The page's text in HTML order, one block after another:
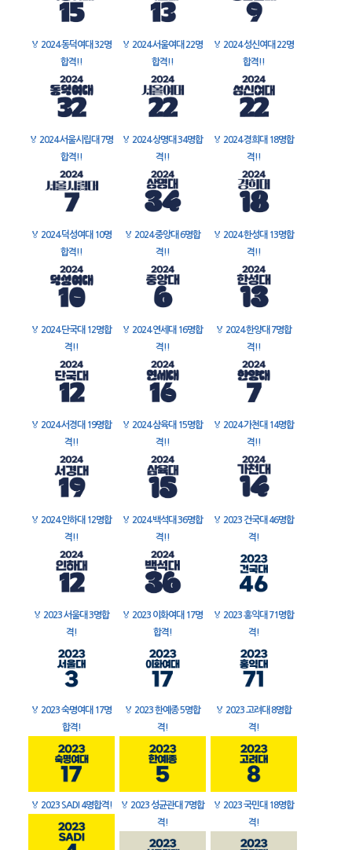
🏅 2024 동덕여대 32명
합격!!
🏅 2024 서울여대 22명
합격!!
🏅 2024 성신여대 22명
합격!!
🏅 2024 서울시립대 7명
합격!!
🏅 2024 상명대 34명합
격!!
🏅 2024 경희대 18명합
격!!
🏅 2024 덕성여대 10명
합격!!
🏅 2024 중앙대 6명합
격!!
🏅 2024 한성대 13명합
격!!
🏅 2024 단국대 12명합
격!!
🏅 2024 연세대 16명합
격!!
🏅 2024 한양대 7명합
격!!
🏅 2024 서경대 19명합
격!!
🏅 2024 삼육대 15명합
격!!
🏅 2024 가천대 14명합
격!!
🏅 2024 인하대 12명합
격!!
🏅 2024 백석대 36명합
격!!
🏅 2023 건국대 46명합
격!
🏅 2023 서울대 3명합
격!
🏅 2023 이화여대 17명
합격!
🏅 2023 홍익대 71명합
격!
🏅 2023 숙명여대 17명
합격!
🏅 2023 한예종 5명합
격!
🏅 2023 고려대 8명합
격!
🏅 2023 SADI 4명합격! 🏅 2023 성균관대 7명합
격!
🏅 2023 국민대 18명합
격!